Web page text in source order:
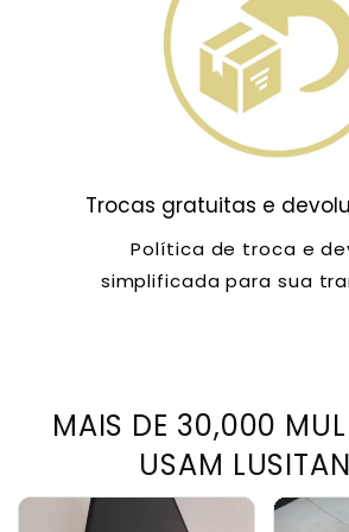
Trocas gratuitas e
Política de troca e
simplificada para sua
MAIS DE 30,000
USAM